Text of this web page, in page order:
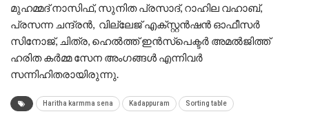
മുഹമ്മദ് നാസിഫ്, സുനിത പ്രസാദ്, റാഹില വഹാബ്,
പ്രസന്ന ചന്ദ്രൻ, വില്ലേജ് എക്സ്റ്റൻഷൻ ഓഫീസർ
സിനോജ്, ചിത്ര, ഹെൽത്ത് ഇൻസ്പെക്ടർ അമൽജിത്ത്
ഹരിത കർമ്മ സേന അംഗങ്ങൾ എന്നിവർ
സന്നിഹിതരായിരുന്നു.
Haritha karmma sena Kadappuram Sorting table